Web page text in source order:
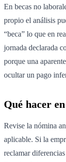
En becas no
propio el análisis
“beca” lo que en
jornada declarada
porque una
ocultar un pago
Qué hacer
Revise la nómina
aplicable. Si la
reclamar